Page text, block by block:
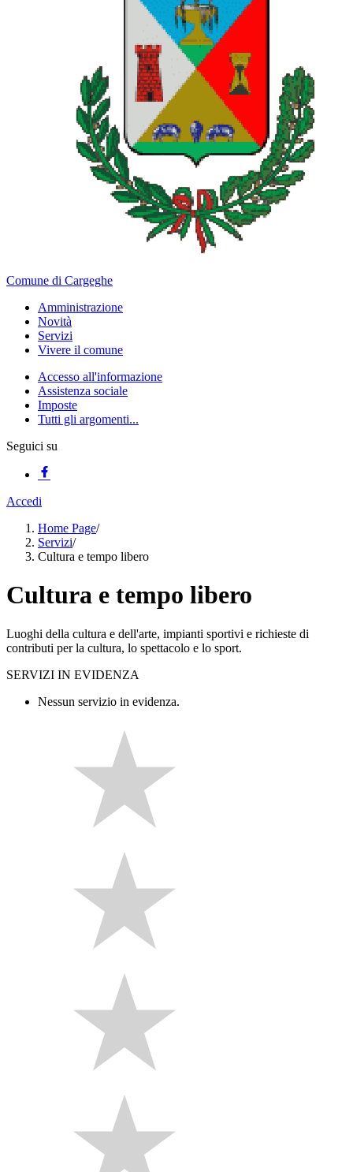
Comune di Cargeghe
Amministrazione
Novità
Servizi
Vivere il comune
Accesso all'informazione
Assistenza sociale
Imposte
Tutti gli argomenti...
Seguici su
Accedi
Home Page/
Servizi/
Cultura e tempo libero
Cultura e tempo libero
Luoghi della cultura e dell'arte, impianti sportivi e richieste di
contributi per la cultura, lo spettacolo e lo sport.
SERVIZI IN EVIDENZA
Nessun servizio in evidenza.